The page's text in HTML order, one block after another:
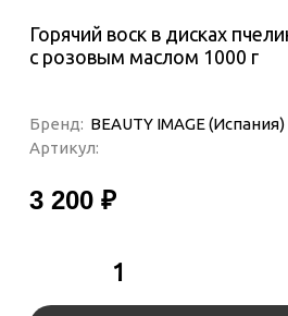
Горячий воск в дисках
с розовым маслом 1000 г
Бренд: BEAUTY IMAGE (Испания)
Артикул:
3 200 ₽